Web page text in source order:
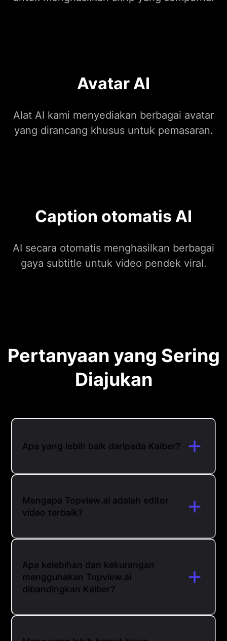
Avatar AI
Alat AI kami menyediakan berbagai avatar
yang dirancang khusus untuk pemasaran.
Caption otomatis AI
AI secara otomatis menghasilkan berbagai
gaya subtitle untuk video pendek viral.
Pertanyaan yang Sering
Diajukan
Apa yang lebih baik daripada Kaiber?
Mengapa Topview.ai adalah editor
video terbaik?
Apa kelebihan dan kekurangan
menggunakan Topview.ai
dibandingkan Kaiber?